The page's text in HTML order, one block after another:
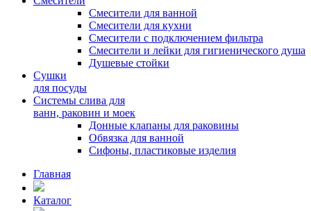
Смесители для ванной
Смесители для кухни
Смесители с подключением фильтра
Cмесители и лейки для гигиенического душа
Душевые стойки
Сушки
для посуды
Системы слива для
ванн, раковин и моек
Донные клапаны для раковины
Обвязка для ванной
Сифоны, пластиковые изделия
Главная
Каталог